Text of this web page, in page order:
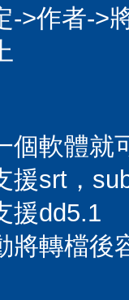
->作者->
個軟體就
援srt，
援dd5.1
將轉檔後